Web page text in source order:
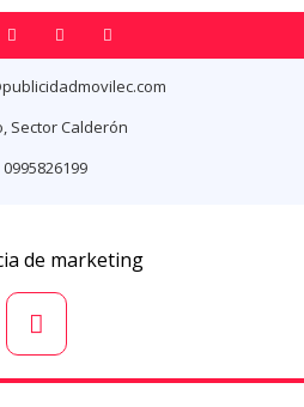
Sector Calderón
0995826199
Menú
principal